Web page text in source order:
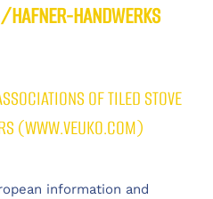
HAFNER-HANDWERKS
OF TILED STOVE
(WWW.VEUKO.COM)
information and